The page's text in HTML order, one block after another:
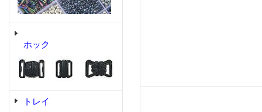
ホック
トレイ